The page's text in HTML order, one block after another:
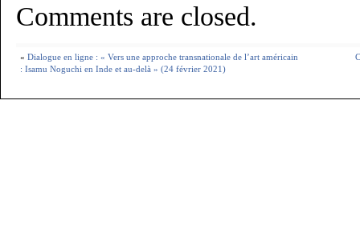
Comments are closed.
« Dialogue en ligne : « Vers une approche transnationale de l’art américain
: Isamu Noguchi en Inde et au-delà » (24 février 2021)